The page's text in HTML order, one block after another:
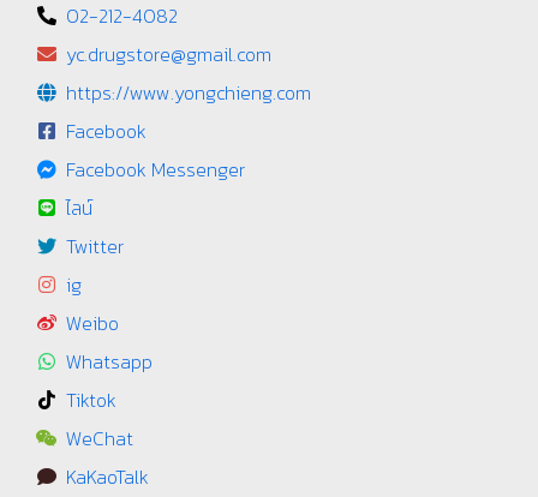
02-212-4082
yc.drugstore@gmail.com
https://www.yongchieng.com
Facebook
Facebook Messenger
ไลน์
Twitter
ig
Weibo
Whatsapp
Tiktok
WeChat
KaKaoTalk